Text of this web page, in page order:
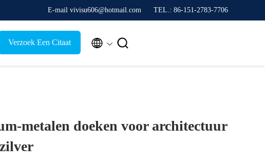
E-mail vivisu606@hotmail.com TEL.: 86-151-2783-7706
Verzoek Een Citaat  
metalen doeken voor architectuur